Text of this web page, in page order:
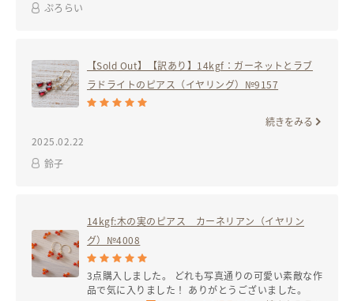
※光の当たり具合やモニターにより、実物と写真の色に若干の違いが出
サイズ
ぷろらい
【Sold Out】【訳あり】14kgf：ガーネットとラブ
ラドライトのピアス（イヤリング）№9157
続きをみる
2025.02.22
鈴子
14kgf:木の実のピアス カーネリアン（イヤリン
グ）№4008
3点購入しました。 どれも写真通りの可愛い素敵な作
品で気に入りました！ ありがとうございました。